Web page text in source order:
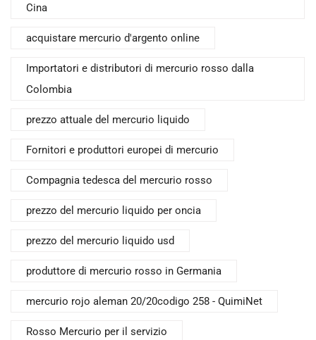
Cina
acquistare mercurio d'argento online
Importatori e distributori di mercurio rosso dalla
Colombia
prezzo attuale del mercurio liquido
Fornitori e produttori europei di mercurio
Compagnia tedesca del mercurio rosso
prezzo del mercurio liquido per oncia
prezzo del mercurio liquido usd
produttore di mercurio rosso in Germania
mercurio rojo aleman 20/20codigo 258 - QuimiNet
Rosso Mercurio per il servizio